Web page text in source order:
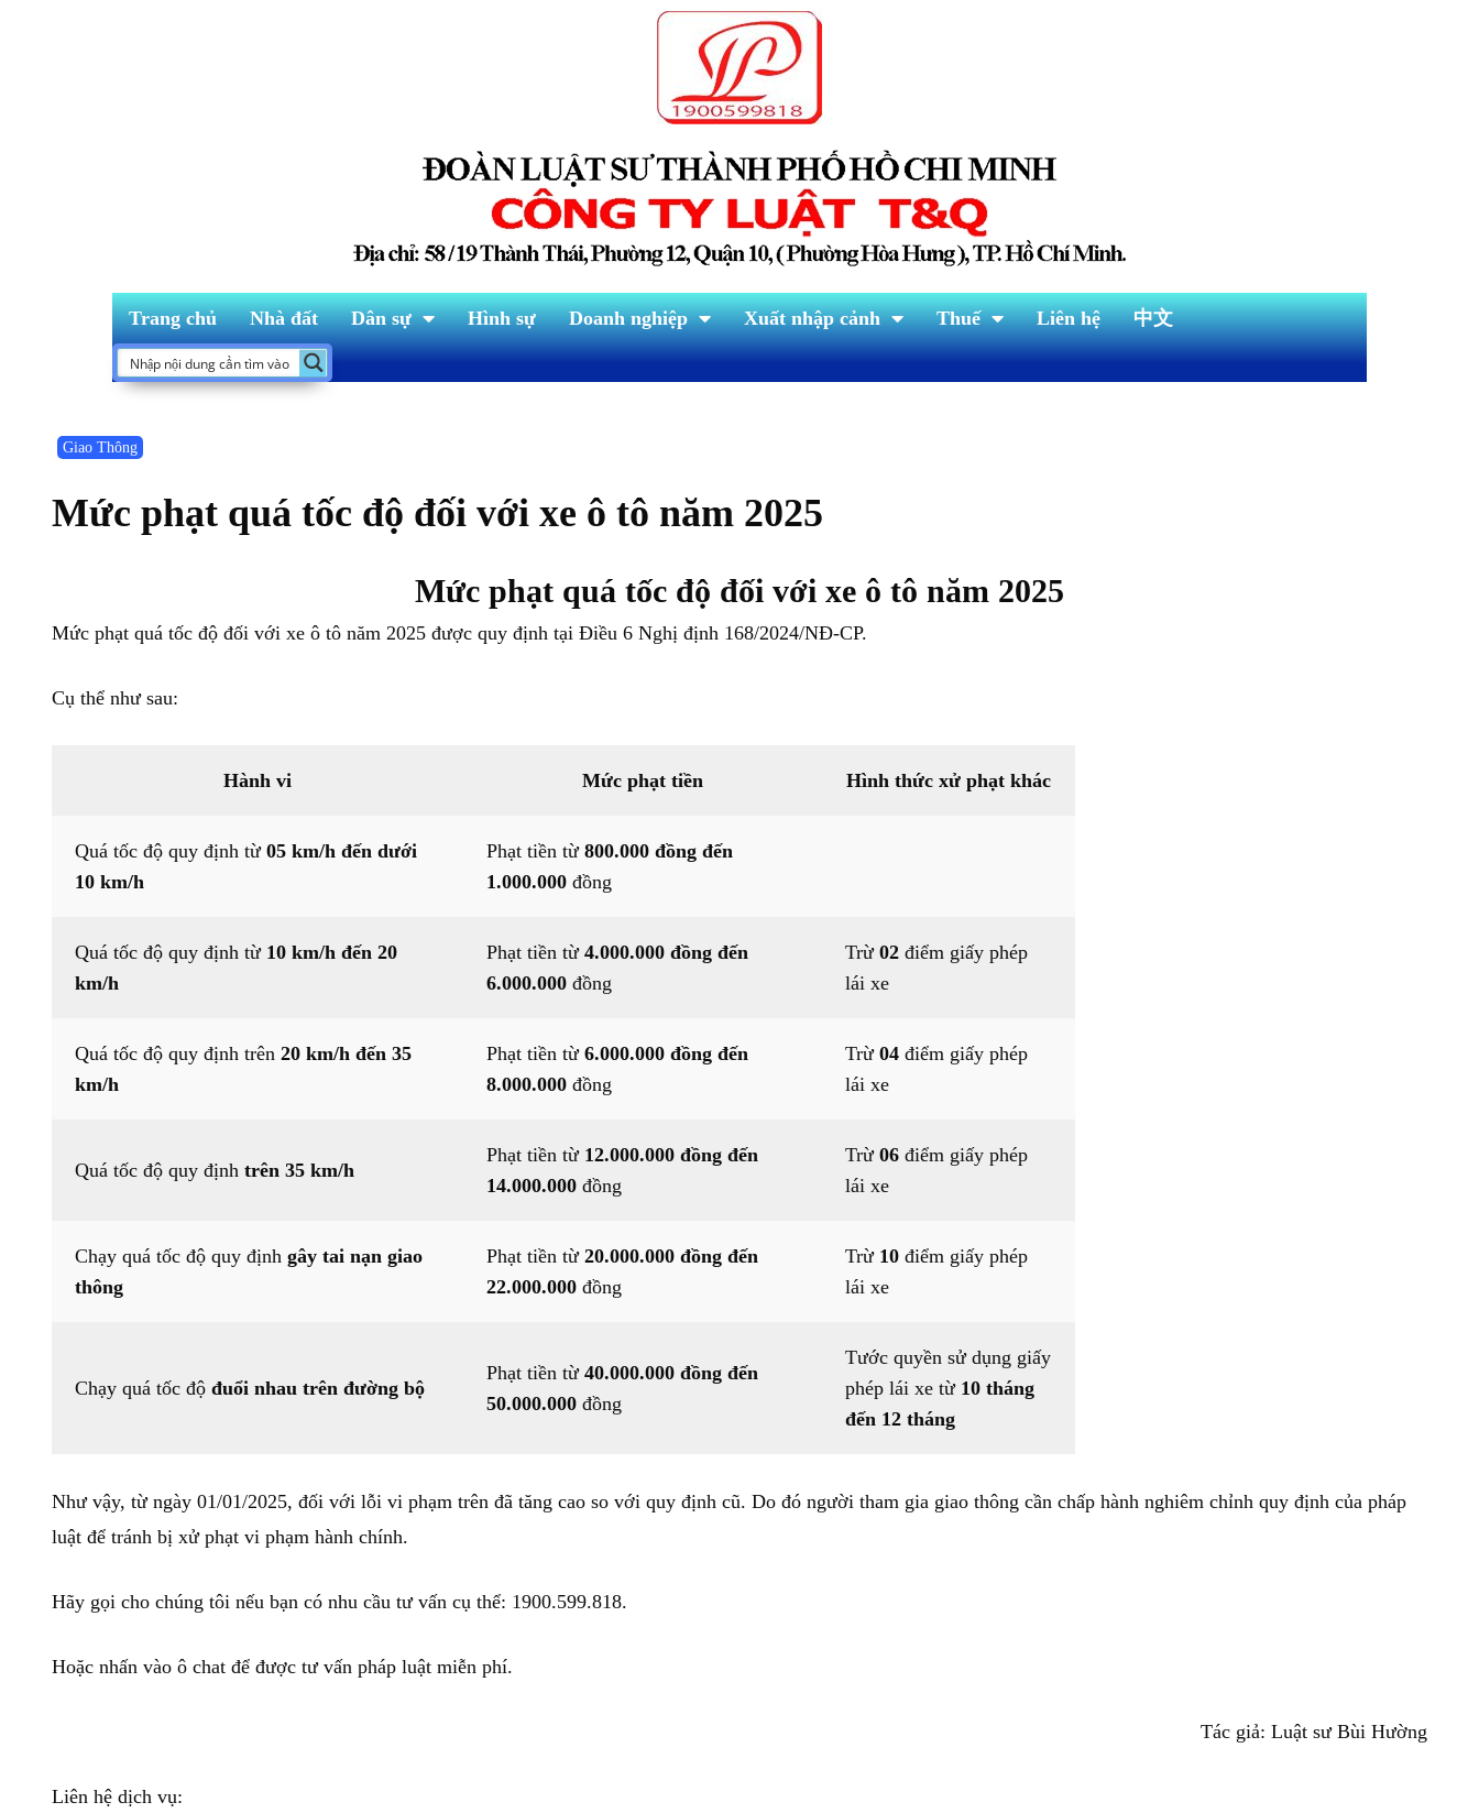
Trang chủ Nhà đất Dân sự Hình sự Doanh nghiệp Xuất nhập cảnh Thuế Liên hệ 中文
Giao Thông
Mức phạt quá tốc độ đối với xe ô tô năm 2025
Mức phạt quá tốc độ đối với xe ô tô năm 2025
Mức phạt quá tốc độ đối với xe ô tô năm 2025 được quy định tại Điều 6 Nghị định 168/2024/NĐ-CP.
Cụ thể như sau:
Hành vi Mức phạt tiền Hình thức xử phạt khác
Quá tốc độ quy định từ 05 km/h đến dưới
10 km/h
Phạt tiền từ 800.000 đồng đến
1.000.000 đồng
Quá tốc độ quy định từ 10 km/h đến 20
km/h
Phạt tiền từ 4.000.000 đồng đến
6.000.000 đồng
Trừ 02 điểm giấy phép
lái xe
Quá tốc độ quy định trên 20 km/h đến 35
km/h
Phạt tiền từ 6.000.000 đồng đến
8.000.000 đồng
Trừ 04 điểm giấy phép
lái xe
Quá tốc độ quy định trên 35 km/h
Phạt tiền từ 12.000.000 đồng đến
14.000.000 đồng
Trừ 06 điểm giấy phép
lái xe
Chạy quá tốc độ quy định gây tai nạn giao
thông
Phạt tiền từ 20.000.000 đồng đến
22.000.000 đồng
Trừ 10 điểm giấy phép
lái xe
Chạy quá tốc độ đuổi nhau trên đường bộ
Phạt tiền từ 40.000.000 đồng đến
50.000.000 đồng
Tước quyền sử dụng giấy
phép lái xe từ 10 tháng
đến 12 tháng
Như vậy, từ ngày 01/01/2025, đối với lỗi vi phạm trên đã tăng cao so với quy định cũ. Do đó người tham gia giao thông cần chấp hành nghiêm chỉnh quy định của pháp
luật để tránh bị xử phạt vi phạm hành chính.
Hãy gọi cho chúng tôi nếu bạn có nhu cầu tư vấn cụ thể: 1900.599.818.
Hoặc nhấn vào ô chat để được tư vấn pháp luật miễn phí.
Tác giả: Luật sư Bùi Hường
Liên hệ dịch vụ: